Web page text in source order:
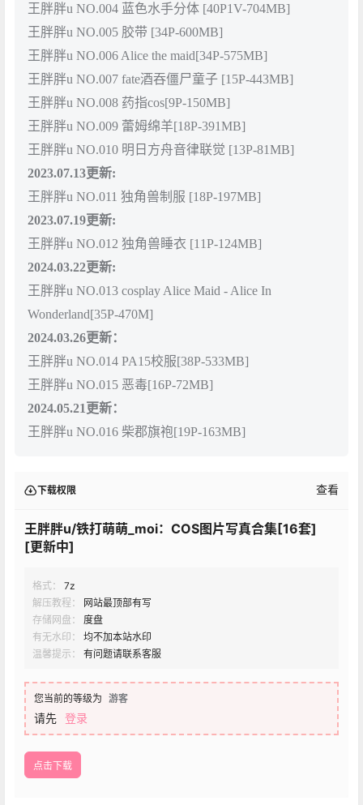
王胖胖u NO.004 蓝色水手分体 [40P1V-704MB]
王胖胖u NO.005 胶带 [34P-600MB]
王胖胖u NO.006 Alice the maid[34P-575MB]
王胖胖u NO.007 fate酒吞僵尸童子 [15P-443MB]
王胖胖u NO.008 药指cos[9P-150MB]
王胖胖u NO.009 蕾姆绵羊[18P-391MB]
王胖胖u NO.010 明日方舟音律联觉 [13P-81MB]
2023.07.13更新:
王胖胖u NO.011 独角兽制服 [18P-197MB]
2023.07.19更新:
王胖胖u NO.012 独角兽睡衣 [11P-124MB]
2024.03.22更新:
王胖胖u NO.013 cosplay Alice Maid - Alice In
Wonderland[35P-470M]
2024.03.26更新：
王胖胖u NO.014 PA15校服[38P-533MB]
王胖胖u NO.015 恶毒[16P-72MB]
2024.05.21更新：
王胖胖u NO.016 柴郡旗袍[19P-163MB]
下载权限 查看
王胖胖u/铁打萌萌_moi：COS图片写真合集[16套]
[更新中]
格式：
7z
解压教程：
网站最顶部有写
存储网盘：
度盘
有无水印：
均不加本站水印
温馨提示：
有问题请联系客服
您当前的等级为 游客
请先 登录
点击下载